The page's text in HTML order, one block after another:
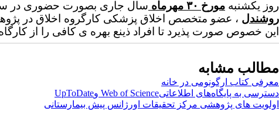
روز یکشنبه مورخ ۳۰ مهرماه سال جاری بصورت حضوری در
روشندل ، عضو متخصص اخلاق پزشکی کارگروه اخلاق در
این خصوص صورت پذیرد تا افراد ذینع بهره ی کافی را از
مطالب مشابه
معرفی کتاب ارگونومی در خانه
دسترسی به پایگاه‌های اطلاعاتیWeb of Science وUpToDate
اولویت های پژوهشی مرکز تحقیقات اورژانس پیش بیمارستانی